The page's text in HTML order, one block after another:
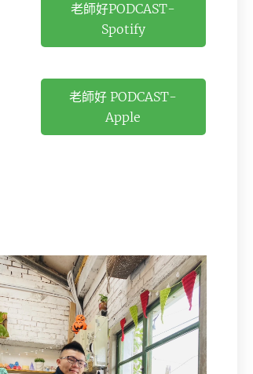
老師好PODCAST-
Spotify
老師好 PODCAST-
Apple